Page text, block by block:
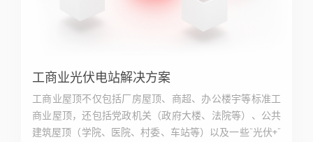
工商业光伏电站解决方案
工商业屋顶不仅包括厂房屋顶、商超、办公楼宇等标准工
商业屋顶，还包括党政机关（政府大楼、法院等）、公共
建筑屋顶（学院、医院、村委、车站等）以及一些“光伏+”